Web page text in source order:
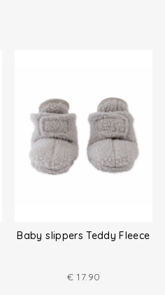
Baby slippers Teddy Fleece
€ 17.90